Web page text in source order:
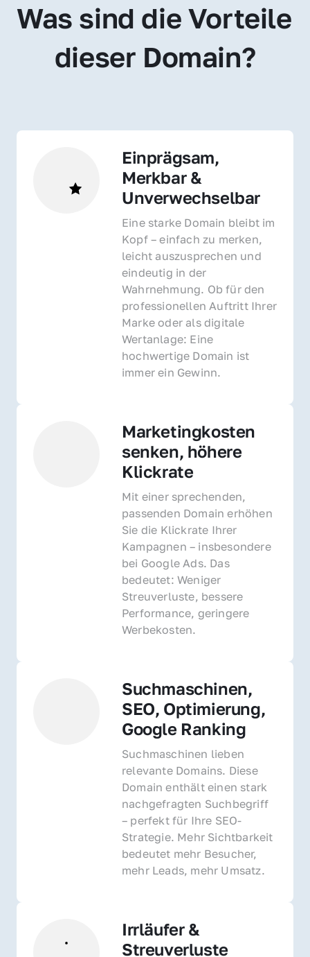
Was sind die Vorteile
dieser Domain?
Einprägsam,
Merkbar &
Unverwechselbar
Eine starke Domain bleibt im
Kopf – einfach zu merken,
leicht auszusprechen und
eindeutig in der
Wahrnehmung. Ob für den
professionellen Auftritt Ihrer
Marke oder als digitale
Wertanlage: Eine
hochwertige Domain ist
immer ein Gewinn.
Marketingkosten
senken, höhere
Klickrate
Mit einer sprechenden,
passenden Domain erhöhen
Sie die Klickrate Ihrer
Kampagnen – insbesondere
bei Google Ads. Das
bedeutet: Weniger
Streuverluste, bessere
Performance, geringere
Werbekosten.
Suchmaschinen,
SEO, Optimierung,
Google Ranking
Suchmaschinen lieben
relevante Domains. Diese
Domain enthält einen stark
nachgefragten Suchbegriff
– perfekt für Ihre SEO-
Strategie. Mehr Sichtbarkeit
bedeutet mehr Besucher,
mehr Leads, mehr Umsatz.
Irrläufer &
Streuverluste